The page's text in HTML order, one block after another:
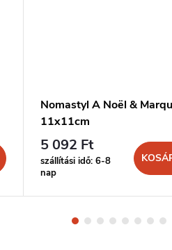
Nomastyl A Noël &
11x11cm
5 092 Ft
szállítási idő: 6-8
nap